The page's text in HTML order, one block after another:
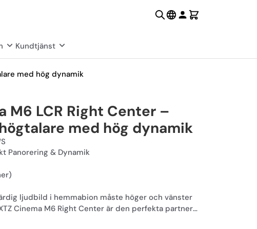
Kundtjänst
med hög dynamik
M6 LCR Right Center –
med hög dynamik
Panorering & Dynamik
ljudbild i hemmabion måste höger och vänster
Cinema M6 Right Center är den perfekta partnern